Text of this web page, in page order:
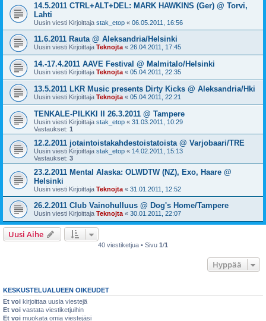
14.5.2011 CTRL+ALT+DEL: MARK HAWKINS (Ger) @ Torvi,
Lahti
Uusin viesti Kirjoittaja stak_etop « 06.05.2011, 16:56
11.6.2011 Rauta @ Aleksandria/Helsinki
Uusin viesti Kirjoittaja Teknojta « 26.04.2011, 17:45
14.-17.4.2011 AAVE Festival @ Malmitalo/Helsinki
Uusin viesti Kirjoittaja Teknojta « 05.04.2011, 22:35
13.5.2011 LKR Music presents Dirty Kicks @ Aleksandria/Hki
Uusin viesti Kirjoittaja Teknojta « 05.04.2011, 22:21
TENKALE-PILKKI II 26.3.2011 @ Tampere
Uusin viesti Kirjoittaja stak_etop « 31.03.2011, 10:29
Vastaukset: 1
12.2.2011 jotaintoistakahdestoistatoista @ Varjobaari/TRE
Uusin viesti Kirjoittaja stak_etop « 14.02.2011, 15:13
Vastaukset: 3
23.2.2011 Mental Alaska: OLWDTW (NZ), Exo, Haare @
Helsinki
Uusin viesti Kirjoittaja Teknojta « 31.01.2011, 12:52
26.2.2011 Club Vainohulluus @ Dog's Home/Tampere
Uusin viesti Kirjoittaja Teknojta « 30.01.2011, 22:07
Uusi Aihe
40 viestiketjua • Sivu 1/1
Hyppää
KESKUSTELUALUEEN OIKEUDET
Et voi kirjoittaa uusia viestejä
Et voi vastata viestiketjuihin
Et voi muokata omia viestejäsi